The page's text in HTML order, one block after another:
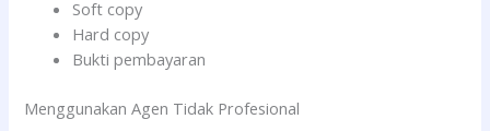
Soft copy
Hard copy
Bukti pembayaran
Menggunakan Agen Tidak Profesional